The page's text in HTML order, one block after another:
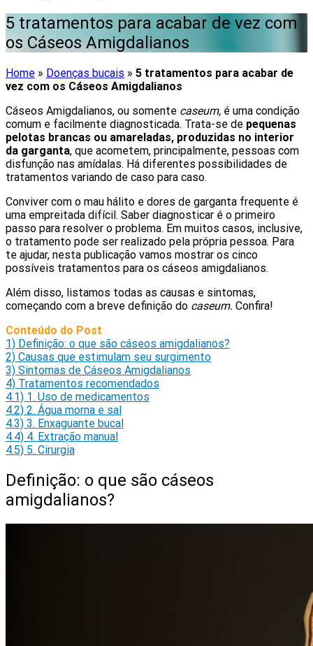
5 tratamentos para acabar de vez com
os Cáseos Amigdalianos
Home » Doenças bucais » 5 tratamentos para acabar de
vez com os Cáseos Amigdalianos
Cáseos Amigdalianos, ou somente caseum, é uma condição
comum e facilmente diagnosticada. Trata-se de pequenas
pelotas brancas ou amareladas, produzidas no interior
da garganta, que acometem, principalmente, pessoas com
disfunção nas amídalas. Há diferentes possibilidades de
tratamentos variando de caso para caso.
Conviver com o mau hálito e dores de garganta frequente é
uma empreitada difícil. Saber diagnosticar é o primeiro
passo para resolver o problema. Em muitos casos, inclusive,
o tratamento pode ser realizado pela própria pessoa. Para
te ajudar, nesta publicação vamos mostrar os cinco
possíveis tratamentos para os cáseos amigdalianos.
Além disso, listamos todas as causas e sintomas,
começando com a breve definição do caseum. Confira!
Conteúdo do Post
1) Definição: o que são cáseos amigdalianos?
2) Causas que estimulam seu surgimento
3) Sintomas de Cáseos Amigdalianos
4) Tratamentos recomendados
4.1) 1. Uso de medicamentos
4.2) 2. Água morna e sal
4.3) 3. Enxaguante bucal
4.4) 4. Extração manual
4.5) 5. Cirurgia
Definição: o que são cáseos
amigdalianos?